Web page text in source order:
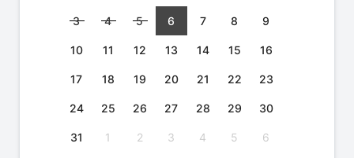
3 4 5 6 7 8 9
10 11 12 13 14 15 16
17 18 19 20 21 22 23
24 25 26 27 28 29 30
31 1 2 3 4 5 6